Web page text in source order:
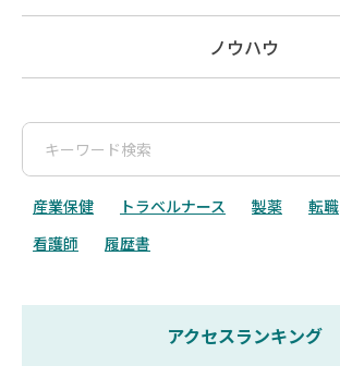
ノウハウ
産業保健 トラベルナース 製薬 転職
看護師
履歴書
アクセスランキング